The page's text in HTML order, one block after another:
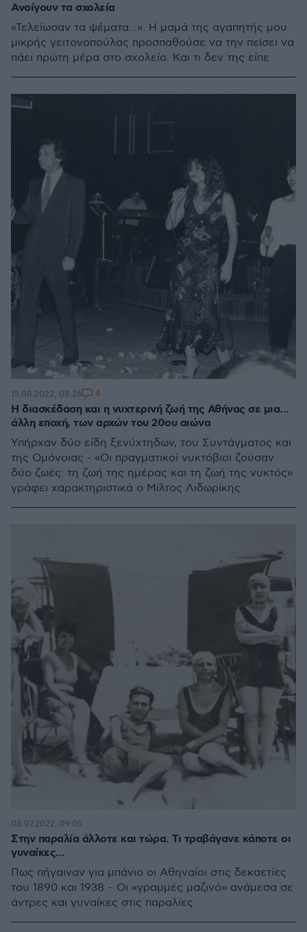
Ανοίγουν τα σχολεία
«Τελείωσαν τα ψέματα...». Η μαμά της αγαπητής μου
μικρής γειτονοπούλας προσπαθούσε να την πείσει να
πάει πρώτη μέρα στο σχολείο. Και τι δεν της είπε
Η διασκέδαση και η νυχτερινή ζωή της Αθήνας σε μια...
άλλη εποχή, των αρχών του 20ου αιώνα
Υπήρχαν δύο είδη ξενύχτηδων, του Συντάγματος και
της Ομόνοιας - «Οι πραγµατικοί νυκτόβιοι ζούσαν
δύο ζωές: τη ζωή της ηµέρας και τη ζωή της νυκτός»
γράφει χαρακτηριστικά ο Μίλτος Λιδωρίκης
15.08.2022, 08:26 4
Στην παραλία άλλοτε και τώρα. Τι τραβάγανε κάποτε οι
γυναίκες...
Πως πήγαιναν για μπάνιο οι Αθηναίοι στις δεκαετίες
του 1890 και 1938 - Οι «γραμμές μαζινό» ανάμεσα σε
άντρες και γυναίκες στις παραλίες
08.07.2022, 09:05